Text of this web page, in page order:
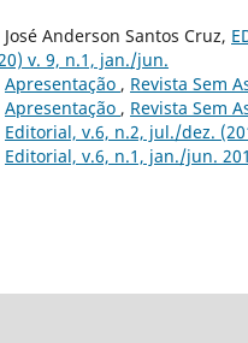
Anderson Santos Cruz,
v. 9, n.1, jan./jun.
Apresentação , Revista Sem
Apresentação , Revista Sem
Editorial, v.6, n.2, jul./dez.
Editorial, v.6, n.1, jan./jun.